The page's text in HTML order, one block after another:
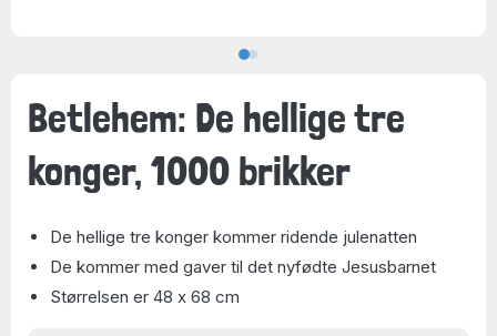
Betlehem: De hellige tre
konger, 1000 brikker
De hellige tre konger kommer ridende julenatten
De kommer med gaver til det nyfødte Jesusbarnet
Størrelsen er 48 x 68 cm